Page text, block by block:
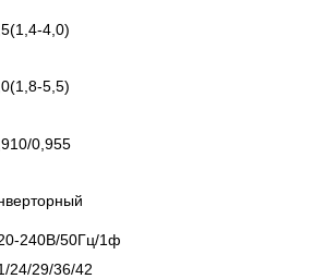
4,0)
5,5)
0,955
240В/50Гц/1ф
24/29/36/42